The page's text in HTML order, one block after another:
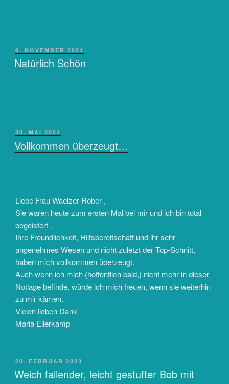
VERÖFFENTLICHT
AM
8. NOVEMBER 2024
Natürlich Schön
VERÖFFENTLICHT
AM
30. MAI 2024
Vollkommen überzeugt…
Liebe Frau Waelzer-Rober ,
Sie waren heute zum ersten Mal bei mir und ich bin total
begeistert .
Ihre Freundlichkeit, Hilfsbereitschaft und ihr sehr
angenehmes Wesen und nicht zuletzt der Top-Schnitt,
haben mich vollkommen überzeugt.
Auch wenn ich mich (hoffentlich bald,) nicht mehr in dieser
Notlage befinde, würde ich mich freuen, wenn sie weiterhin
zu mir kämen.
Vielen lieben Dank
Maria Ellerkamp
VERÖFFENTLICHT
AM
20. FEBRUAR 2023
Weich fallender, leicht gestufter Bob mit